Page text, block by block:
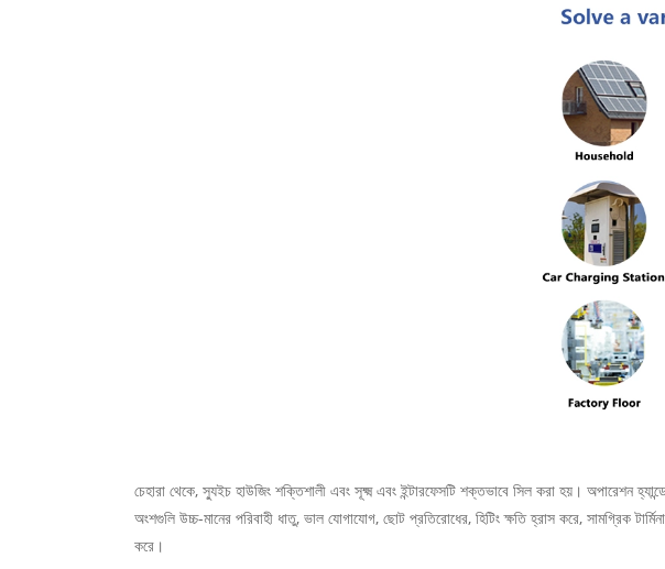
চেহারা থেকে, স্যুইচ হাউজিং শক্তিশালী এবং সূক্ষ্ম এবং ইন্টারফেসটি শক্তভাবে সিল করা হয়। অপারেশন
অংশগুলি উচ্চ-মানের পরিবাহী ধাতু, ভাল যোগাযোগ, ছোট প্রতিরোধের, হিটিং ক্ষতি হ্রাস করে, সামগ্রিক
করে।